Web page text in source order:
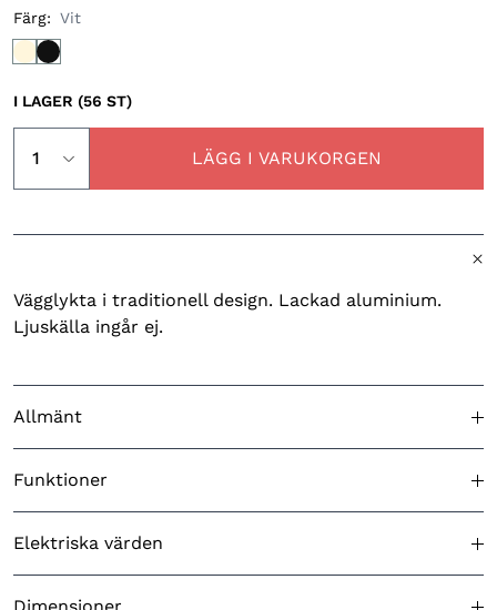
Färg: Vit
I LAGER (56 ST)
LÄGG I VARUKORGEN
Vägglykta i traditionell design. Lackad aluminium.
Ljuskälla ingår ej.
Allmänt
Godkänd för utomhusbruk Ja
Färg (produkt) Vit
Funktioner
Ingjutningsfäste ingår N/A
Skymningsrelä Nej
Elektriska värden
Batteri ingår Nej